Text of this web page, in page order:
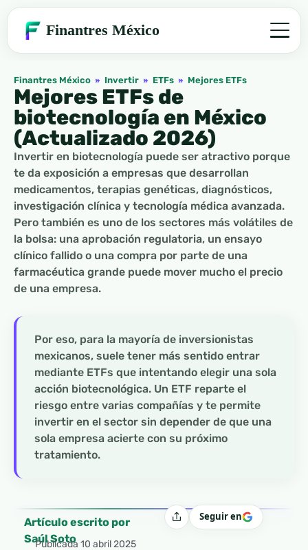
Finantres México
Finantres México » Invertir » ETFs » Mejores ETFs
Mejores ETFs de
biotecnología en México
(Actualizado 2026)
Invertir en biotecnología puede ser atractivo porque
te da exposición a empresas que desarrollan
medicamentos, terapias genéticas, diagnósticos,
investigación clínica y tecnología médica avanzada.
Pero también es uno de los sectores más volátiles de
la bolsa: una aprobación regulatoria, un ensayo
clínico fallido o una compra por parte de una
farmacéutica grande puede mover mucho el precio
de una empresa.
Por eso, para la mayoría de inversionistas
mexicanos, suele tener más sentido entrar
mediante ETFs que intentando elegir una sola
acción biotecnológica. Un ETF reparte el
riesgo entre varias compañías y te permite
invertir en el sector sin depender de que una
sola empresa acierte con su próximo
tratamiento.
Artículo escrito por
Saúl Soto
Publicada 10 abril 2025
CompartirSeguir en